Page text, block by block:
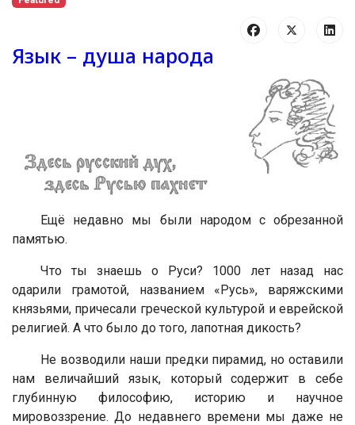
Язык – душа народа
Ещё недавно мы были народом с обрезанной
памятью.
Что ты знаешь о Руси? 1000 лет назад нас
одарили грамотой, названием «Русь», варяжскими
князьями, причесали греческой культурой и еврейской
религией. А что было до того, лапотная дикость?
Не возводили наши предки пирамид, но оставили
нам величайший язык, который содержит в себе
глубинную философию, историю и научное
мировоззрение. До недавнего времени мы даже не